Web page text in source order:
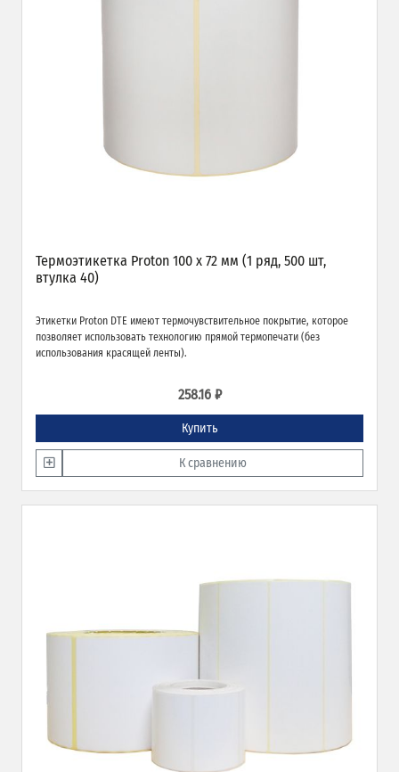
Термоэтикетка Proton 100 x 72 мм (1 ряд, 500 шт,
втулка 40)
Этикетки Proton DTE имеют термочувствительное покрытие, которое
позволяет использовать технологию прямой термопечати (без
использования красящей ленты).
258.16 ₽
Купить
К сравнению